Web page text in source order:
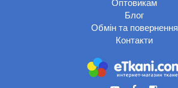
Блог
Обмін та повернення
Контакти